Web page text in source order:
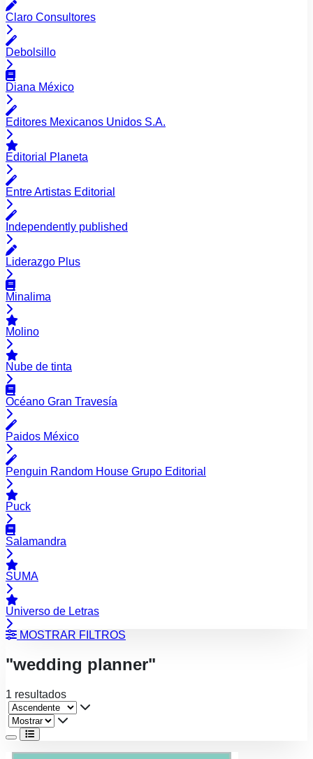
Claro Consultores
Debolsillo
Diana México
Editores Mexicanos Unidos S.A.
Editorial Planeta
Entre Artistas Editorial
Independently published
Liderazgo Plus
Minalima
Molino
Nube de tinta
Océano Gran Travesía
Paidos México
Penguin Random House Grupo Editorial
Puck
Salamandra
SUMA
Universo de Letras
MOSTRAR FILTROS
"wedding planner"
1 resultados